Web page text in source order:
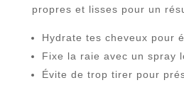
propres et lisses pour un
Hydrate tes cheveux pour
Fixe la raie avec un spray
Évite de trop tirer pour